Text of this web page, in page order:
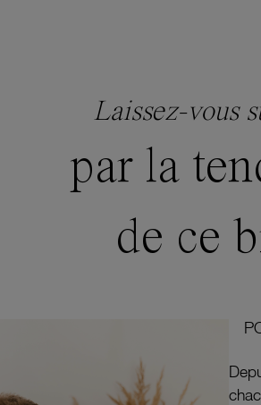
Laissez-vous
par la
de ce